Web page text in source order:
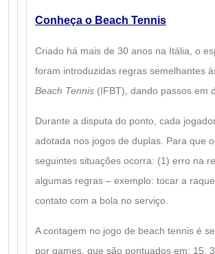
Conheça o Beach Tennis
Criado há mais de 30 anos na Itália, o
foram introduzidas regras semelhantes
Beach Tennis (IFBT), dando passos em
Durante a disputa do ponto, cada
adotada nos jogos de duplas. Para que
seguintes situações ocorra: (1) erro na
algumas regras – exemplo: tocar a
contato com a bola no serviço.
A contagem no jogo de beach tennis é
por games, que são pontuados em: 15,